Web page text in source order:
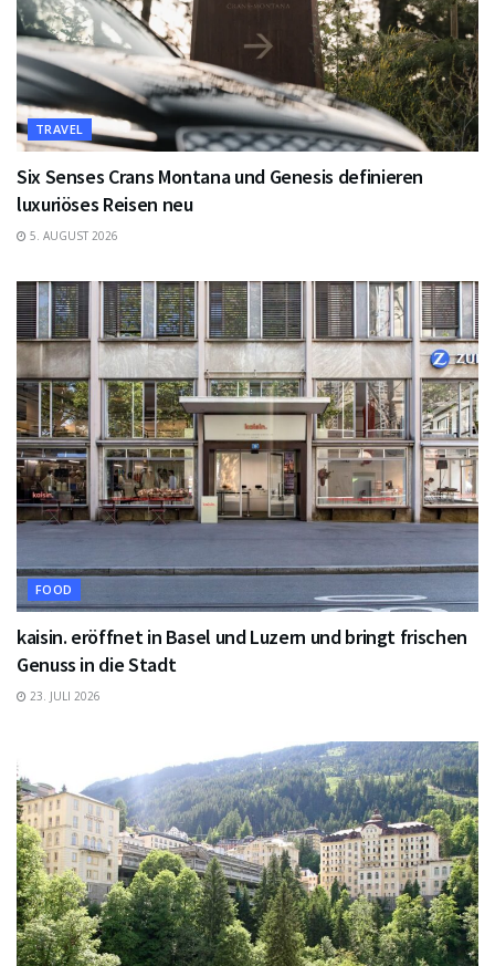
TRAVEL
Six Senses Crans Montana und Genesis definieren
luxuriöses Reisen neu
5. AUGUST 2026
FOOD
kaisin. eröffnet in Basel und Luzern und bringt frischen
Genuss in die Stadt
23. JULI 2026